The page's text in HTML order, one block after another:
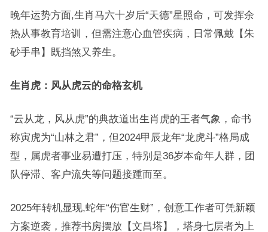
晚年运势方面,生肖马六十岁后“天德”星照命，可发挥余
热从事教育培训，但需注意心血管疾病，日常佩戴【朱
砂手串】既挡煞又养生。
生肖虎：风从虎云的命格玄机
“云从龙，风从虎”的典故道出生肖虎的王者气象，命书
称寅虎为“山林之君”，但2024甲辰龙年“龙虎斗”格局成
型，属虎者事业易遭打压，特别是36岁本命年人群，团
队停滞、客户流失等问题接踵而至。
2025年转机显现,蛇年“伤官生财”，创意工作者可凭新颖
方案逆袭，推荐书房摆放【文昌塔】，塔身七层者为上